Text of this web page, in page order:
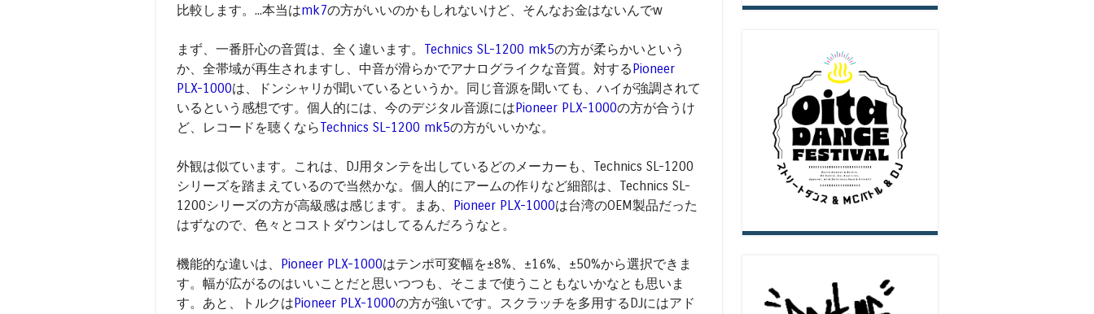
比較します。...本当はmk7の方がいいのかもしれないけど、そんなお金はないんでw
まず、一番肝心の音質は、全く違います。 Technics SL-1200 mk5の方が柔らかいという
か、全帯域が再生されますし、中音が滑らかでアナログライクな音質。対するPioneer
PLX-1000は、ドンシャリが聞いているというか。同じ音源を聞いても、ハイが強調されて
いるという感想です。個人的には、今のデジタル音源にはPioneer PLX-1000の方が合うけ
ど、レコードを聴くならTechnics SL-1200 mk5の方がいいかな。
外観は似ています。これは、DJ用タンテを出しているどのメーカーも、Technics SL-1200
シリーズを踏まえているので当然かな。個人的にアームの作りなど細部は、Technics SL-
1200シリーズの方が高級感は感じます。まあ、 Pioneer PLX-1000は台湾のOEM製品だった
はずなので、色々とコストダウンはしてるんだろうなと。
機能的な違いは、 Pioneer PLX-1000はテンポ可変幅を±8%、±16%、±50%から選択できま
す。幅が広がるのはいいことだと思いつつも、そこまで使うこともないかなとも思いま
す。あと、トルクはPioneer PLX-1000の方が強いです。スクラッチを多用するDJにはアド